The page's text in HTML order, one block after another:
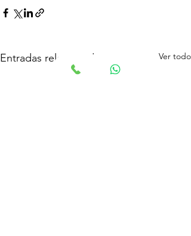
Entradas relacionadas Ver todo